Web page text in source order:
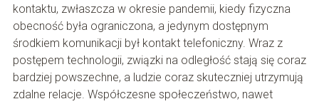
kontaktu, zwłaszcza w okresie pandemii, kiedy fizyczna
obecność była ograniczona, a jedynym dostępnym
środkiem komunikacji był kontakt telefoniczny. Wraz z
postępem technologii, związki na odległość stają się coraz
bardziej powszechne, a ludzie coraz skuteczniej utrzymują
zdalne relacje. Współczesne społeczeństwo, nawet